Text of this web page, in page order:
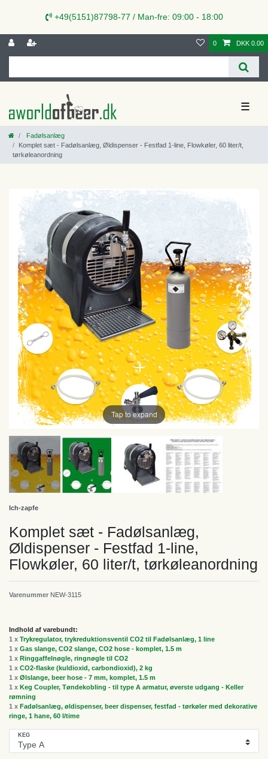
+49(5151)87798-77 / Man-fre: 09:00 - 18:00
0 DKK 0.00
☰
Fadølsanlæg
Komplet sæt - Fadølsanlæg, Øldispenser - Festfad 1-line, Flowkøler, 60 liter/t,
tørkøleanordning
Tap to expand
Ich-zapfe
Komplet sæt - Fadølsanlæg,
Øldispenser - Festfad 1-line,
Flowkøler, 60 liter/t, tørkøleanordning
Varenummer NEW-3115
Indhold af varebundt:
1 x Trykregulator, trykreduktionsventil CO2 til Fadølsanlæg, 1 line
1 x Gas slange, CO2 slange, CO2 hose - komplet, 1.5 m
1 x Ringgaffelnøgle, ringnøgle til CO2
1 x CO2-flaske (kuldioxid, carbondioxid), 2 kg
1 x Ølslange, beer hose - 7 mm, komplet, 1.5 m
1 x Keg Coupler, Tøndekobling - til type A armatur, øverste udgang - Keller
rømning
1 x Fadølsanlæg, øldispenser, beer dispenser, festfad - tørkøler med dekorative
ringe, 1 hane, 60 l/time
KEG